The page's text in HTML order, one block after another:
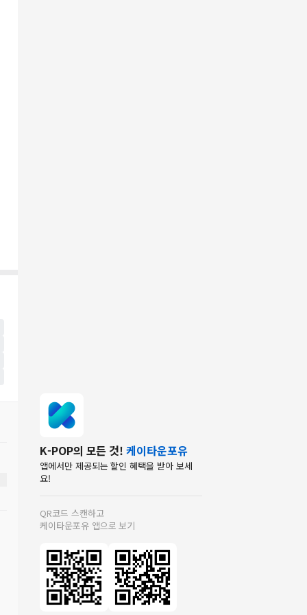
K-POP의 모든 것! 케이타운포유
앱에서만 제공되는 할인 혜택을 받아 보세
요!
QR코드 스캔하고
케이타운포유 앱으로 보기